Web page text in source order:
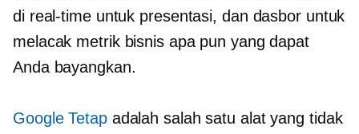
di real-timeuntuk presentasi, dan dasbor untuk
melacak metrik bisnis apa pun yang dapat
Anda bayangkan.
Google Tetapadalah salah satu alat yang tidak